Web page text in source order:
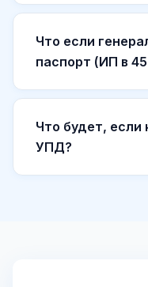
Что если
паспорт (ИП в
Что будет, если
УПД?